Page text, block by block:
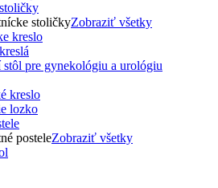
stoličkyZobraziť všetky
kreslo
posteleZobraziť všetky